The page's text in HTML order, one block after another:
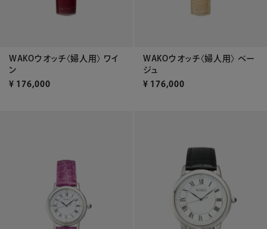
WAKOウオッチ〈婦人用〉 ワイ
ン
¥ 176,000
WAKOウオッチ〈婦人用〉 ベー
ジュ
¥ 176,000